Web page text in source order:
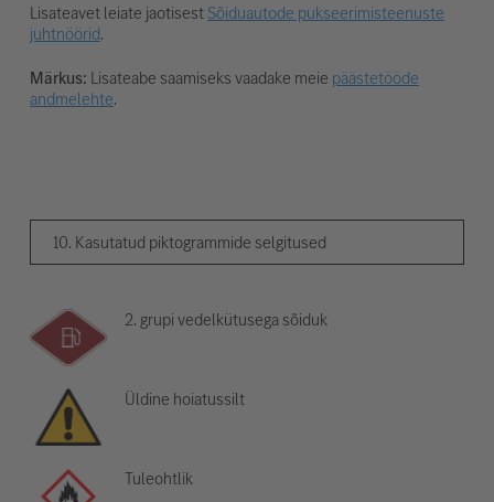
Lisateavet leiate jaotisestSõiduautode pukseerimisteenuste
juhtnöörid.
Märkus: Lisateabe saamiseks vaadake meie päästetööde
andmelehte.
10. Kasutatud piktogrammide selgitused
2. grupi vedelkütusega sõiduk
Üldine hoiatussilt
Tuleohtlik